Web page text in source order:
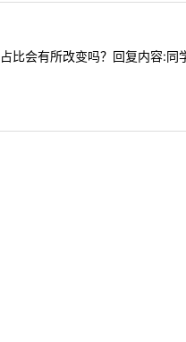
会有所改变吗？回复内容:同